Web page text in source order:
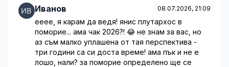
Иванов 08.07.2026, 21:09
ееее, я карам да ведя! янис плутархос в
поморие... ама чак 2026?! 😂 не знам за вас, но
аз съм малко уплашена от тая перспектива -
три години са си доста време! ама пък и не е
лошо, нали? за поморие определено ще се